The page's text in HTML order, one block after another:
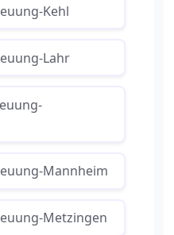
Kehl
Lahr
Mannheim
Metzingen